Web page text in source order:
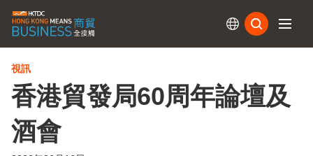
視訊
香港貿發局60周年論壇及
酒會